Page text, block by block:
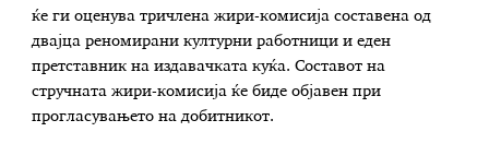
ќе ги оценува тричлена жири-комисија составена од
двајца реномирани културни работници и еден
претставник на издавачката куќа. Составот на
стручната жири-комисија ќе биде објавен при
прогласувањето на добитникот.